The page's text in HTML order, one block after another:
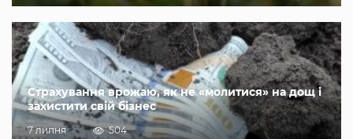
Страхування врожаю, як не «молитися» на дощ і
захистити свій бізнес
7 липня 504